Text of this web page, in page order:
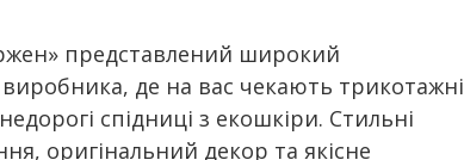
представлений широкий
де на вас чекають трикотажні
спідниці з екошкіри. Стильні
оригінальний декор та якісне